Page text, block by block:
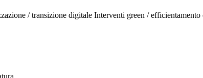
/ transizione digitale Interventi green / efficientamento